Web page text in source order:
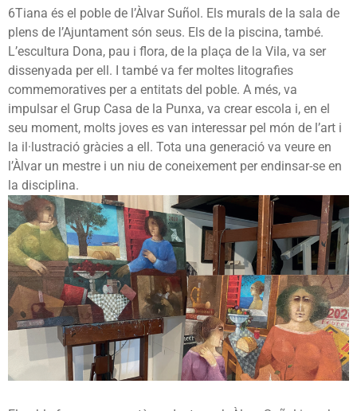
6Tiana és el poble de l’Àlvar Suñol. Els murals de la sala de
plens de l’Ajuntament són seus. Els de la piscina, també.
L’escultura Dona, pau i flora, de la plaça de la Vila, va ser
dissenyada per ell. I també va fer moltes litografies
commemoratives per a entitats del poble. A més, va
impulsar el Grup Casa de la Punxa, va crear escola i, en el
seu moment, molts joves es van interessar pel món de l’art i
la il·lustració gràcies a ell. Tota una generació va veure en
l’Àlvar un mestre i un niu de coneixement per endinsar-se en
la disciplina.